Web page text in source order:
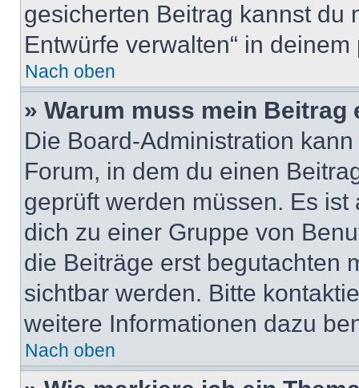
gesicherten Beitrag kannst du
Entwürfe verwalten“ in
Nach oben
» Warum muss mein
Die Board-Administration
Forum, in dem du einen
geprüft werden müssen. Es
dich zu einer Gruppe von
die Beiträge erst begutachten
sichtbar werden. Bitte
weitere Informationen dazu
Nach oben